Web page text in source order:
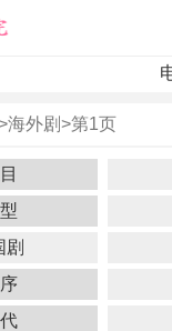
海外剧>第1页
剧